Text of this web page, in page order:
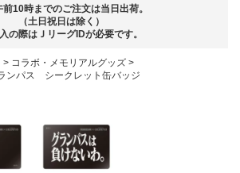
前10時までのご注文は当日出荷。
（土日祝日は除く）
の際はＪリーグIDが必要です。
コラボ・メモリアルグッズ
ンパス シークレット缶バッジ